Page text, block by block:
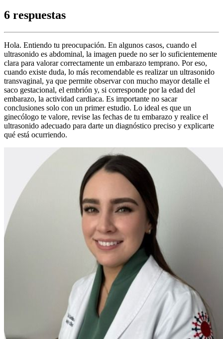
6 respuestas
Hola. Entiendo tu preocupación. En algunos casos, cuando el
ultrasonido es abdominal, la imagen puede no ser lo suficientemente
clara para valorar correctamente un embarazo temprano. Por eso,
cuando existe duda, lo más recomendable es realizar un ultrasonido
transvaginal, ya que permite observar con mucho mayor detalle el
saco gestacional, el embrión y, si corresponde por la edad del
embarazo, la actividad cardiaca. Es importante no sacar
conclusiones solo con un primer estudio. Lo ideal es que un
ginecólogo te valore, revise las fechas de tu embarazo y realice el
ultrasonido adecuado para darte un diagnóstico preciso y explicarte
qué está ocurriendo.